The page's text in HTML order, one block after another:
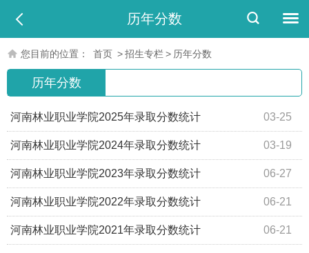
历年分数
您目前的位置： 首页 >招生专栏> 历年分数
历年分数
03-25
河南林业职业学院2025年录取分数统计
03-19
河南林业职业学院2024年录取分数统计
06-27
河南林业职业学院2023年录取分数统计
06-21
河南林业职业学院2022年录取分数统计
06-21
河南林业职业学院2021年录取分数统计